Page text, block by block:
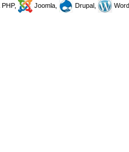
Joomla, Drupal,